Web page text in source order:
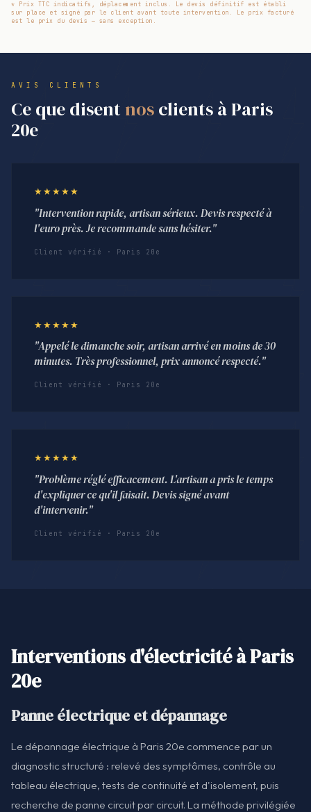
* Prix TTC indicatifs, déplacement inclus. Le devis définitif est établi
sur place et signé par le client avant toute intervention. Le prix facturé
est le prix du devis — sans exception.
AVIS CLIENTS
Ce que disent nosclients à Paris
20e
★★★★★
"Intervention rapide, artisan sérieux. Devis respecté à
l'euro près. Je recommande sans hésiter."
Client vérifié · Paris 20e
★★★★★
"Appelé le dimanche soir, artisan arrivé en moins de 30
minutes. Très professionnel, prix annoncé respecté."
Client vérifié · Paris 20e
★★★★★
"Problème réglé efficacement. L'artisan a pris le temps
d'expliquer ce qu'il faisait. Devis signé avant
d'intervenir."
Client vérifié · Paris 20e
Interventions d'électricité à Paris
20e
Panne électrique et dépannage
Le dépannage électrique à Paris 20e commence par un
diagnostic structuré : relevé des symptômes, contrôle au
tableau électrique, tests de continuité et d'isolement, puis
recherche de panne circuit par circuit. La méthode privilégiée